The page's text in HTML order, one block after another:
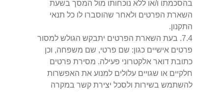
בהסכמתו ו/או ללא נוכחותו מול המסך בשעת
השארת הפרטים ולאחר שהוסברו לו כל תנאי
התקנון.
7.4
. בעת השארת הפרטים יתבקש הגולש למסור
פרטים אישיים כגון: שם פרטי, שם משפחה, וכן
כתובת דואר אלקטרוני פעילה. מסירת פרטים
חלקיים או שגויים עלולים למנוע את האפשרות
להשתמש בשירות ולסכל יצירת קשר במקרה